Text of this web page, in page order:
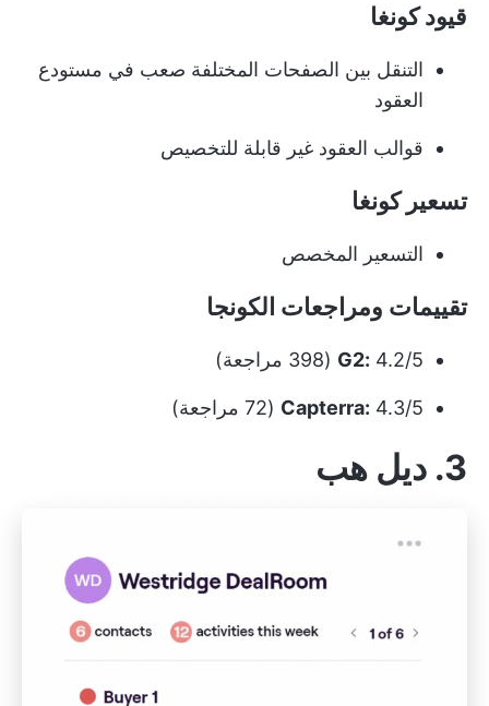
قيود كونغا
التنقل بين الصفحات المختلفة صعب في مستودع
العقود
قوالب العقود غير قابلة للتخصيص
تسعير كونغا
التسعير المخصص
تقييمات ومراجعات الكونجا
G2: 4.2/5 (398 مراجعة)
Capterra: 4.3/5 (72 مراجعة)
3. ديل هب